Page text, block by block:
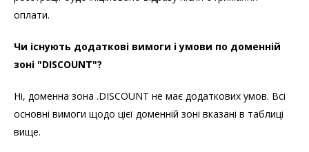
оплати.
Чи існують додаткові вимоги і умови по доменній
зоні "DISCOUNT"?
Ні, доменна зона .DISCOUNT не має додаткових умов. Всі
основні вимоги щодо цієї доменній зоні вказані в таблиці
вище.